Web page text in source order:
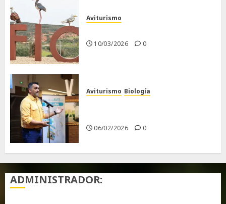
Aviturismo
10/03/2026 0
Aviturismo Biología
06/02/2026 0
ADMINISTRADOR: